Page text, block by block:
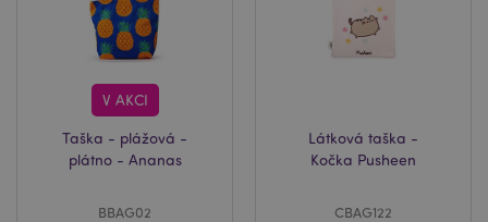
V AKCI
Taška - plážová -
plátno - Ananas
BBAG02
Látková taška -
Kočka Pusheen
CBAG122